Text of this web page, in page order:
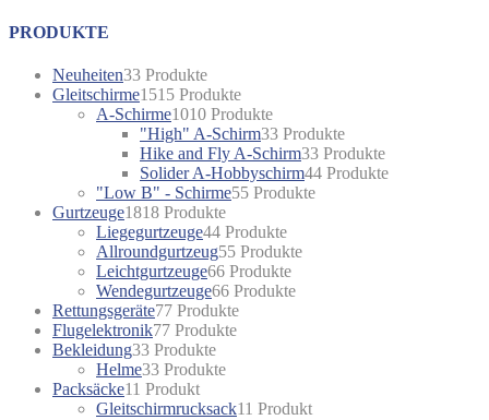
PRODUKTE
Neuheiten33 Produkte
Gleitschirme1515 Produkte
A-Schirme1010 Produkte
"High" A-Schirm33 Produkte
Hike and Fly A-Schirm33 Produkte
Solider A-Hobbyschirm44 Produkte
"Low B" - Schirme55 Produkte
Gurtzeuge1818 Produkte
Liegegurtzeuge44 Produkte
Allroundgurtzeug55 Produkte
Leichtgurtzeuge66 Produkte
Wendegurtzeuge66 Produkte
Rettungsgeräte77 Produkte
Flugelektronik77 Produkte
Bekleidung33 Produkte
Helme33 Produkte
Packsäcke11 Produkt
Gleitschirmrucksack11 Produkt